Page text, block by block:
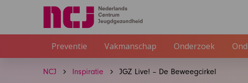
Preventie Vakmanschap Onderzoek
NCJ Inspiratie JGZ Live! – De Beweegcirkel